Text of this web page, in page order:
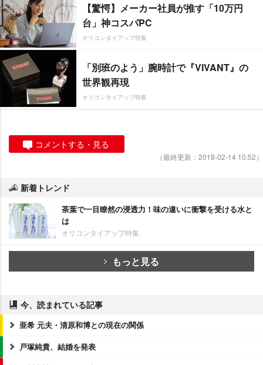
【驚愕】メーカー社員が推す「10万円
台」神コスパPC
オリコンタイアップ特集
「別班のよう」腕時計で『VIVANT』の
世界観再現
オリコンタイアップ特集
コメントする・見る
（最終更新：2018-02-14 10:52）
新着トレンド
茶葉で一目瞭然の浸透力！味の違いに衝撃を受ける水と
は
オリコンタイアップ特集
もっと見る
今、読まれている記事
亜希 元夫・清原和博との現在の関係
戸塚純貴、結婚を発表